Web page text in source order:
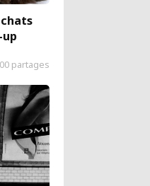
partages